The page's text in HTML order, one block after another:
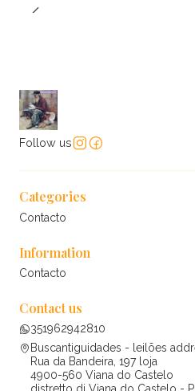
Follow us
Categories
Contacto
Information
Contacto
Contact us
351962942810
Buscantiguidades - leilões
Rua da Bandeira, 197 loja
4900-560 Viana do Castelo
distretto di Viana do Castelo -